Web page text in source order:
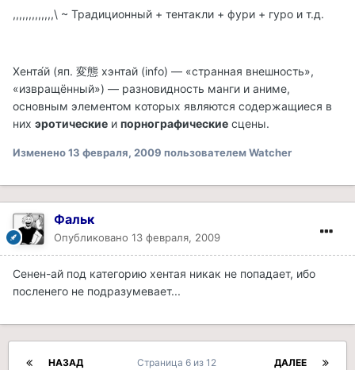
,,,,,,,,,,,,,\ ~ Традиционный + тентакли + фури + гуро и т.д.
Хента́й (яп. 変態 хэнтай (info) — «странная внешность»,
«извращённый») — разновидность манги и аниме,
основным элементом которых являются содержащиеся в
них эротические и порнографические сцены.
Изменено13 февраля, 2009 пользователем Watcher
Фальк
Опубликовано 13 февраля, 2009
Сенен-ай под категорию хентая никак не попадает, ибо
посленего не подразумевает...
НАЗАД ДАЛЕЕ
Страница 6 из 12